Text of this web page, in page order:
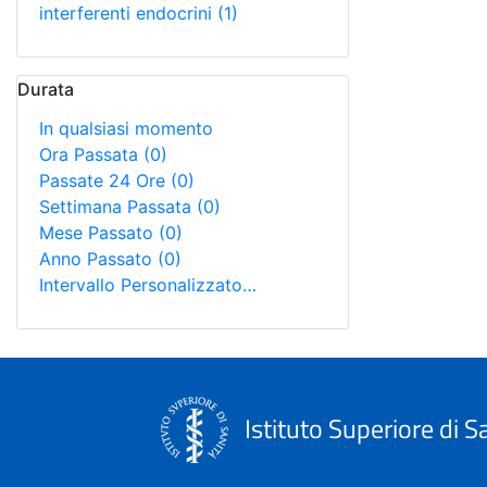
interferenti endocrini (1)
Durata
In qualsiasi momento
Ora Passata (0)
Passate 24 Ore (0)
Settimana Passata (0)
Mese Passato (0)
Anno Passato (0)
Intervallo Personalizzato…
Istituto Superiore di